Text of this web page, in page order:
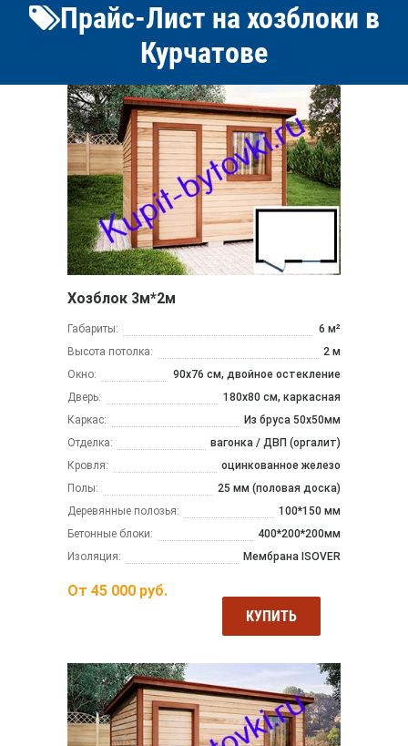
Прайс-Лист на хозблоки в
Курчатове
Хозблок 3м*2м
Габариты:
6 м²
Высота потолка:
2 м
Окно:
90х76 см, двойное остекление
Дверь:
180х80 см, каркасная
Каркас:
Из бруса 50x50мм
Отделка:
вагонка / ДВП (оргалит)
Кровля:
оцинкованное железо
Полы:
25 мм (половая доска)
Деревянные полозья:
100*150 мм
Бетонные блоки:
400*200*200мм
Изоляция:
Мембрана ISOVER
От 45 000 руб.
КУПИТЬ